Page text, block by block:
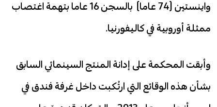
واينستين (74 عاما) بالسجن 16 عاما بتهمة اغتصاب
ممثلة أوروبية في كاليفورنيا.
وأبقت المحكمة على إدانة المنتج السينمائي السابق
بشأن هذه الوقائع التي ارتُكبت داخل غرفة فندق في